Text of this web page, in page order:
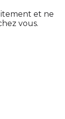
et ne
vous.